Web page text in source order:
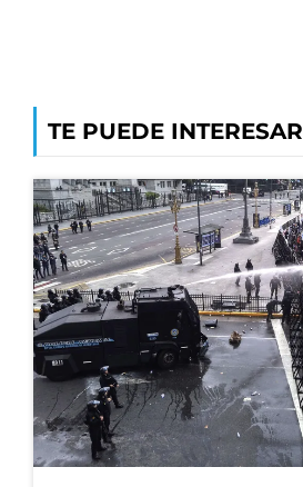
TE PUEDE INTERESAR